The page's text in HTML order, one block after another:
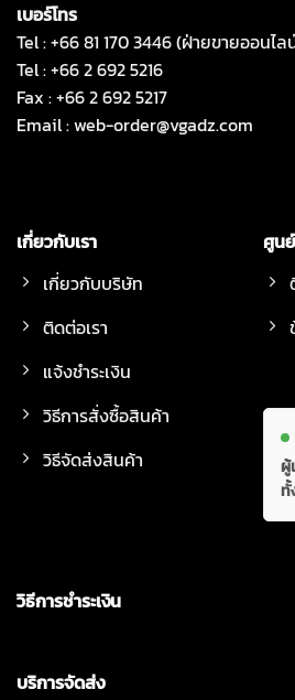
เบอร์โทร
Tel : +66 81 170 3446 (ฝ่ายขายออนไล
Tel : +66 2 692 5216
Fax : +66 2 692 5217
Email :web-order@vgadz.com
เกี่ยวกับเรา
เกี่ยวกับบริษัท
ติดต่อเรา
แจ้งชำระเงิน
วิธีการสั่งซื้อสินค้า
วิธีจัดส่งสินค้า
ศูน
ผู้
ทั้
วิธีการชำระเงิน
บริการจัดส่ง